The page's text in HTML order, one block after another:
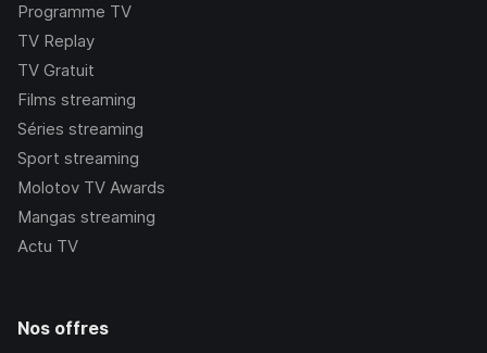
Programme TV
TV Replay
TV Gratuit
Films streaming
Séries streaming
Sport streaming
Molotov TV Awards
Mangas streaming
Actu TV
Nos offres